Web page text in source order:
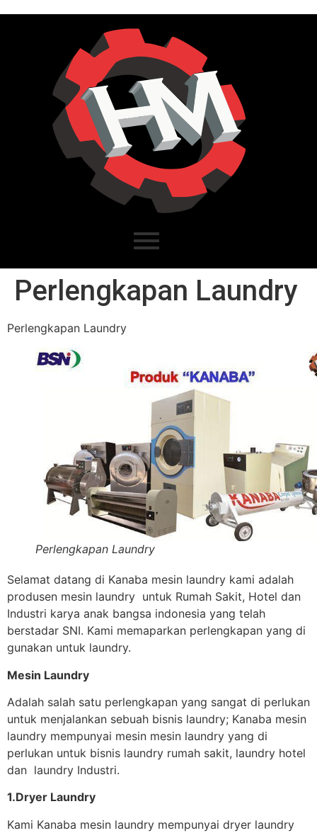
Perlengkapan Laundry
Perlengkapan Laundry
Perlengkapan Laundry
Selamat datang di Kanaba mesin laundry kami adalah
produsen mesin laundry untuk Rumah Sakit, Hotel dan
Industri karya anak bangsa indonesia yang telah
berstadar SNI. Kami memaparkan perlengkapan yang di
gunakan untuk laundry.
Mesin Laundry
Adalah salah satu perlengkapan yang sangat di perlukan
untuk menjalankan sebuah bisnis laundry; Kanaba mesin
laundry mempunyai mesin mesin laundry yang di
perlukan untuk bisnis laundry rumah sakit, laundry hotel
dan laundry Industri.
1.Dryer Laundry
Kami Kanaba mesin laundry mempunyai dryer laundry